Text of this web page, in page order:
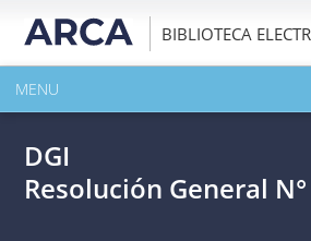
BIBLIOTECA
MENU
EXPANDIR TODO EL CONTENIDO DE LA
DGI
Resolución General